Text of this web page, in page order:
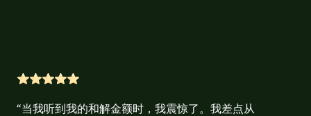
“当我听到我的和解金额时，我震惊了。我差点从